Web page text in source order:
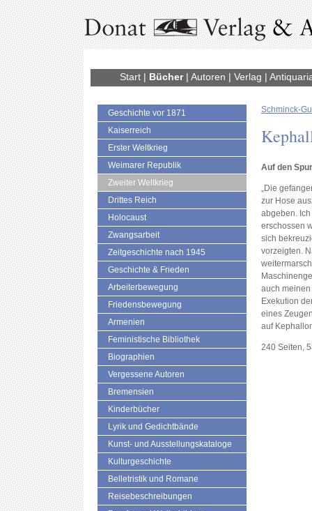
Start| Bücher| Autoren | Verlag |
Geschichte vor 1871
Kaiserreich
Erster Weltkrieg
Weimarer Republik
Zweiter Weltkrieg
Drittes Reich
Holocaust
Zwangsarbeit
Zeitgeschichte nach 1945
Geschichte & Frieden
Arbeiterbewegung
Friedensbewegung
Armenien
Feministische Bibliothek
Biographien
Vergessene Autoren
Bremensien
Kinderbücher
Lyrik und Gedichtbände
Kunst- und Ausstellungskataloge
Kulturgeschichte
Belletristik und Romane
Reisebeschreibungen
Schminck-
Auf den
„Die
zur Hose
abgeben.
erschossen
sich
vorzeigten.
auch
Exekution
eines
auf
240 Seiten,